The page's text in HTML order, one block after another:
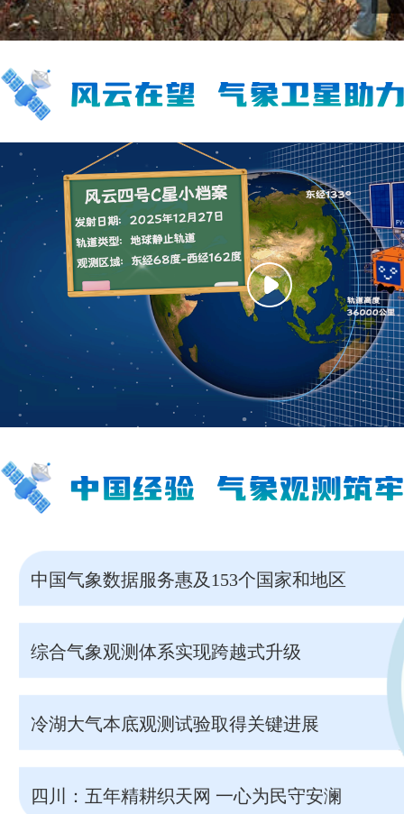
中国气象数据服务惠及153个国家和地区
综合气象观测体系实现跨越式升级
冷湖大气本底观测试验取得关键进展
四川：五年精耕织天网 一心为民守安澜